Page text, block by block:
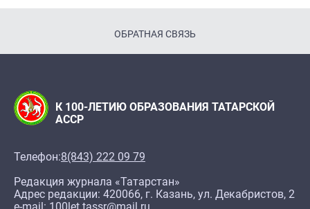
ОБРАТНАЯ СВЯЗЬ
К 100-ЛЕТИЮ ОБРАЗОВАНИЯ ТАТАРСКОЙ
АССР
Телефон:8(843) 222 09 79
Редакция журнала «Татарстан»
Адрес редакции: 420066, г. Казань, ул. Декабристов, 2